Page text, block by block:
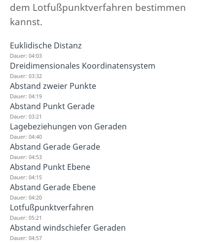
dem Lotfußpunktverfahren bestimmen
kannst.
Euklidische Distanz
Dauer: 04:03
Dreidimensionales Koordinatensystem
Dauer: 03:32
Abstand zweier Punkte
Dauer: 04:19
Abstand Punkt Gerade
Dauer: 03:21
Lagebeziehungen von Geraden
Dauer: 04:40
Abstand Gerade Gerade
Dauer: 04:53
Abstand Punkt Ebene
Dauer: 04:15
Abstand Gerade Ebene
Dauer: 04:20
Lotfußpunktverfahren
Dauer: 05:21
Abstand windschiefer Geraden
Dauer: 04:57